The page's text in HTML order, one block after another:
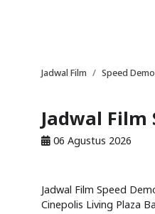
Jadwal Film Speed
Jadwal Film
06 Agustus 2026
Jadwal Film Speed
Cinepolis Living Plaza